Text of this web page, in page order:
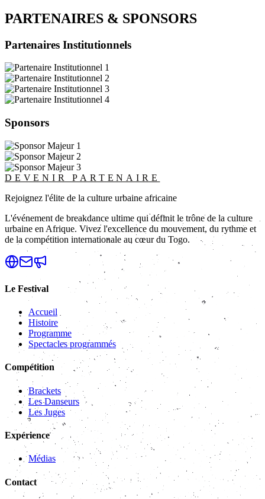
PARTENAIRES & SPONSORS
Partenaires Institutionnels
Sponsors
DEVENIR PARTENAIRE
Rejoignez l'élite de la culture urbaine africaine
L'événement de breakdance ultime qui définit le trône de la culture
urbaine en Afrique. Vivez l'excellence du mouvement, du rythme et
de la compétition internationale au cœur du Togo.
Le Festival
Accueil
Histoire
Programme
Spectacles programmés
Compétition
Brackets
Les Danseurs
Les Juges
Expérience
Médias
Contact